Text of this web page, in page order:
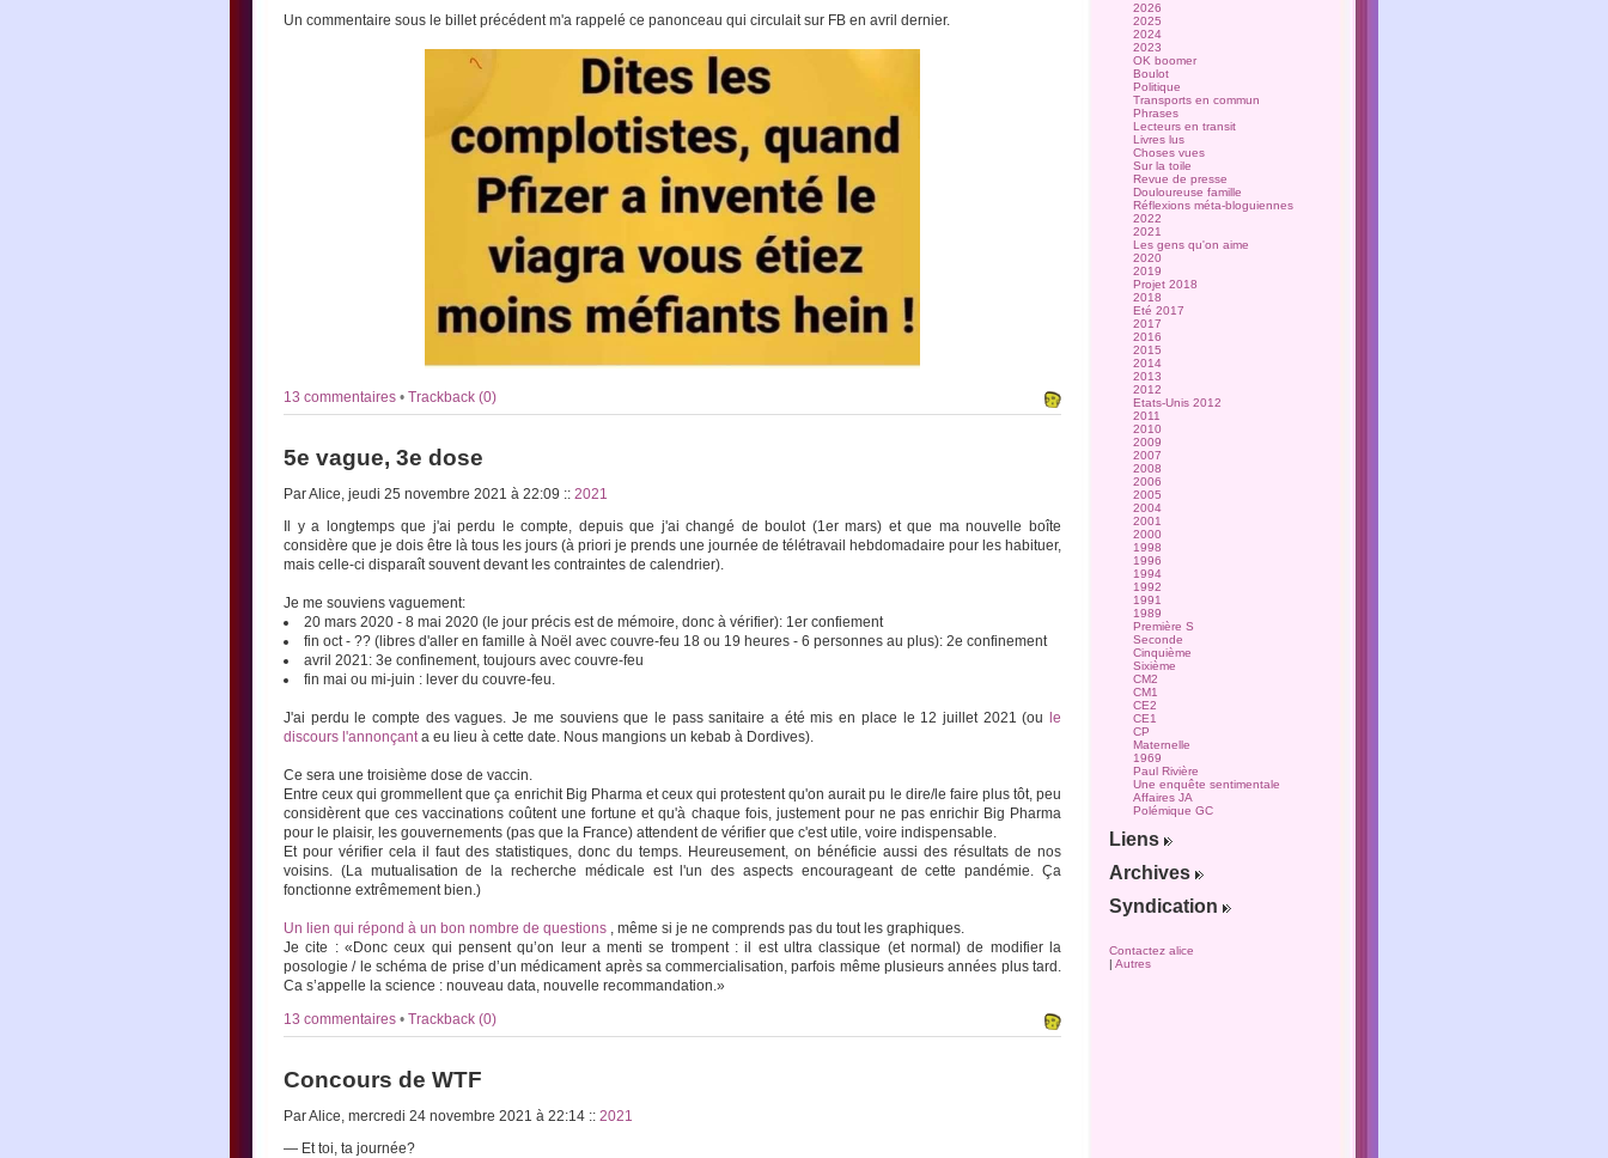
Un commentaire sous le billet précédent m'a rappelé ce panonceau qui circulait sur FB en avril dernier.
13 commentaires • Trackback (0)
5e vague, 3e dose
Par Alice, jeudi 25 novembre 2021 à 22:09 :: 2021
Il y a longtemps que j'ai perdu le compte, depuis que j'ai changé de boulot (1er mars) et que ma nouvelle boîte
considère que je dois être là tous les jours (à priori je prends une journée de télétravail hebdomadaire pour les habituer,
mais celle-ci disparaît souvent devant les contraintes de calendrier).
Je me souviens vaguement:
20 mars 2020 - 8 mai 2020 (le jour précis est de mémoire, donc à vérifier): 1er confiement
fin oct - ?? (libres d'aller en famille à Noël avec couvre-feu 18 ou 19 heures - 6 personnes au plus): 2e confinement
avril 2021: 3e confinement, toujours avec couvre-feu
fin mai ou mi-juin : lever du couvre-feu.
J'ai perdu le compte des vagues. Je me souviens que le pass sanitaire a été mis en place le 12 juillet 2021 (ou
le
discours l'annonçanta eu lieu à cette date. Nous mangions un kebab à Dordives).
Ce sera une troisième dose de vaccin.
Entre ceux qui grommellent que ça enrichit Big Pharma et ceux qui protestent qu'on aurait pu le dire/le faire plus tôt, peu
considèrent que ces vaccinations coûtent une fortune et qu'à chaque fois, justement pour ne pas enrichir Big Pharma
pour le plaisir, les gouvernements (pas que la France) attendent de vérifier que c'est utile, voire indispensable.
Et pour vérifier cela il faut des statistiques, donc du temps. Heureusement, on bénéficie aussi des résultats de nos
voisins. (La mutualisation de la recherche médicale est l'un des aspects encourageant de cette pandémie. Ça
fonctionne extrêmement bien.)
Un lien qui répond à un bon nombre de questions , même si je ne comprends pas du tout les graphiques.
Je cite : «Donc ceux qui pensent qu’on leur a menti se trompent : il est ultra classique (et normal) de modifier la
posologie / le schéma de prise d’un médicament après sa commercialisation, parfois même plusieurs années plus tard.
Ca s’appelle la science : nouveau data, nouvelle recommandation.»
13 commentaires • Trackback (0)
Concours de WTF
Par Alice, mercredi 24 novembre 2021 à 22:14 :: 2021
— Et toi, ta journée?
2026
2025
2024
2023
OK boomer
Boulot
Politique
Transports en commun
Phrases
Lecteurs en transit
Livres lus
Choses vues
Sur la toile
Revue de presse
Douloureuse famille
Réflexions méta-bloguiennes
2022
2021
Les gens qu'on aime
2020
2019
Projet 2018
2018
Eté 2017
2017
2016
2015
2014
2013
2012
Etats-Unis 2012
2011
2010
2009
2007
2008
2006
2005
2004
2001
2000
1998
1996
1994
1992
1991
1989
Première S
Seconde
Cinquième
Sixième
CM2
CM1
CE2
CE1
CP
Maternelle
1969
Paul Rivière
Une enquête sentimentale
Affaires JA
Polémique GC
Liens
Archives
Syndication
Contactez alice
| Autres